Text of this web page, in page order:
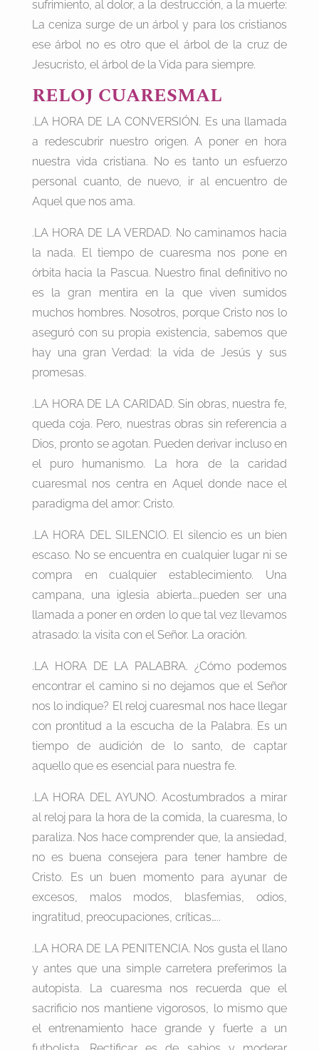
sufrimiento, al dolor, a la destrucción, a la muerte:
La ceniza surge de un árbol y para los cristianos
ese árbol no es otro que el árbol de la cruz de
Jesucristo, el árbol de la Vida para siempre.
RELOJ CUARESMAL
.LA HORA DE LA CONVERSIÓN. Es una llamada
a redescubrir nuestro origen. A poner en hora
nuestra vida cristiana. No es tanto un esfuerzo
personal cuanto, de nuevo, ir al encuentro de
Aquel que nos ama.
.LA HORA DE LA VERDAD. No caminamos hacia
la nada. El tiempo de cuaresma nos pone en
órbita hacia la Pascua. Nuestro final definitivo no
es la gran mentira en la que viven sumidos
muchos hombres. Nosotros, porque Cristo nos lo
aseguró con su propia existencia, sabemos que
hay una gran Verdad: la vida de Jesús y sus
promesas.
.LA HORA DE LA CARIDAD. Sin obras, nuestra fe,
queda coja. Pero, nuestras obras sin referencia a
Dios, pronto se agotan. Pueden derivar incluso en
el puro humanismo. La hora de la caridad
cuaresmal nos centra en Aquel donde nace el
paradigma del amor: Cristo.
.LA HORA DEL SILENCIO. El silencio es un bien
escaso. No se encuentra en cualquier lugar ni se
compra en cualquier establecimiento. Una
campana, una iglesia abierta….pueden ser una
llamada a poner en orden lo que tal vez llevamos
atrasado: la visita con el Señor. La oración.
.LA HORA DE LA PALABRA. ¿Cómo podemos
encontrar el camino si no dejamos que el Señor
nos lo indique? El reloj cuaresmal nos hace llegar
con prontitud a la escucha de la Palabra. Es un
tiempo de audición de lo santo, de captar
aquello que es esencial para nuestra fe.
.LA HORA DEL AYUNO. Acostumbrados a mirar
al reloj para la hora de la comida, la cuaresma, lo
paraliza. Nos hace comprender que, la ansiedad,
no es buena consejera para tener hambre de
Cristo. Es un buen momento para ayunar de
excesos, malos modos, blasfemias, odios,
ingratitud, preocupaciones, críticas…..
.LA HORA DE LA PENITENCIA. Nos gusta el llano
y antes que una simple carretera preferimos la
autopista. La cuaresma nos recuerda que el
sacrificio nos mantiene vigorosos, lo mismo que
el entrenamiento hace grande y fuerte a un